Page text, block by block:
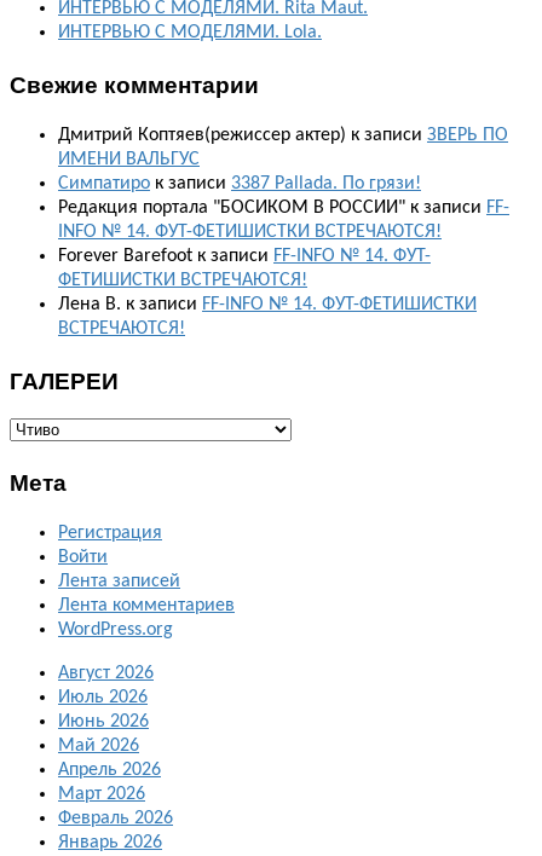
ИНТЕРВЬЮ С МОДЕЛЯМИ. Rita Maut.
ИНТЕРВЬЮ С МОДЕЛЯМИ. Lola.
Свежие комментарии
Дмитрий Коптяев(режиссер актер) к записи ЗВЕРЬ ПО
ИМЕНИ ВАЛЬГУС
Симпатиро к записи 3387 Pallada. По грязи!
Редакция портала "БОСИКОМ В РОССИИ" к записи FF-
INFO № 14. ФУТ-ФЕТИШИСТКИ ВСТРЕЧАЮТСЯ!
Forever Barefoot к записи FF-INFO № 14. ФУТ-
ФЕТИШИСТКИ ВСТРЕЧАЮТСЯ!
Лена В. к записи FF-INFO № 14. ФУТ-ФЕТИШИСТКИ
ВСТРЕЧАЮТСЯ!
ГАЛЕРЕИ
ГАЛЕРЕИ
Мета
Регистрация
Войти
Лента записей
Лента комментариев
WordPress.org
Август 2026
Июль 2026
Июнь 2026
Май 2026
Апрель 2026
Март 2026
Февраль 2026
Январь 2026